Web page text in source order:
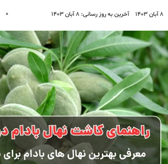
۸ آبان ۱۴۰۳ آخرین به روز رسانی: ۸ آبان ۱۴۰۳ ۰